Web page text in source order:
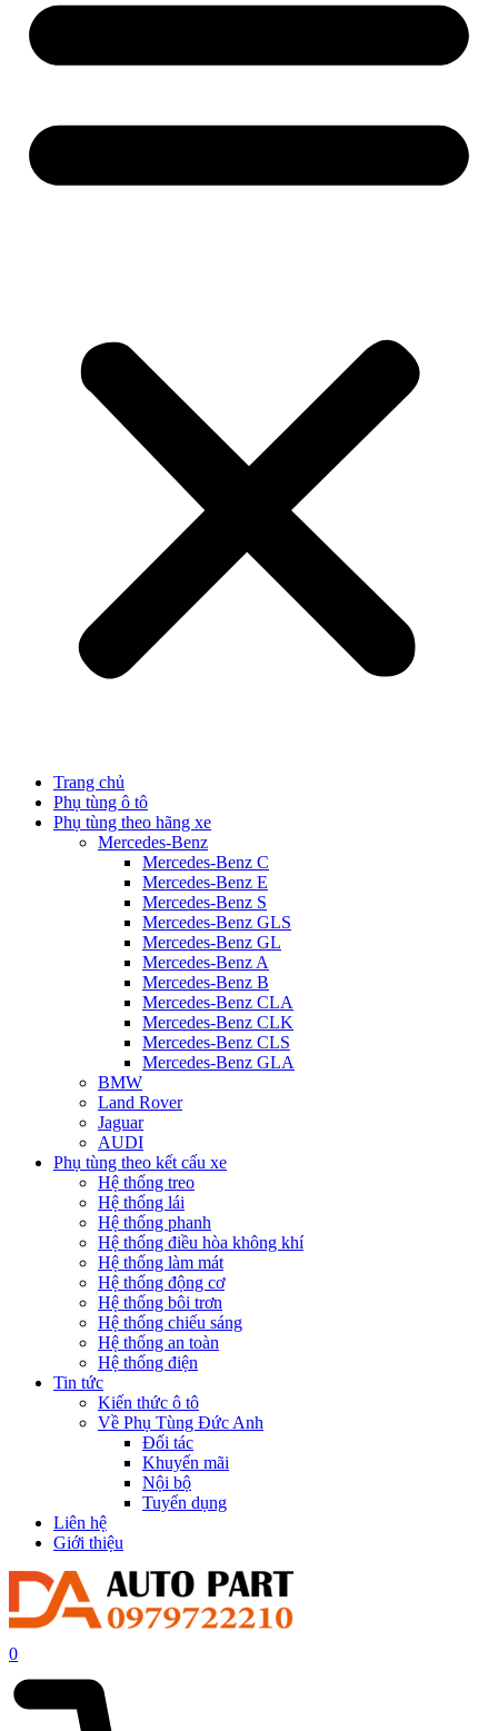
Trang chủ
Phụ tùng ô tô
Phụ tùng theo hãng xe
Mercedes-Benz
Mercedes-Benz C
Mercedes-Benz E
Mercedes-Benz S
Mercedes-Benz GLS
Mercedes-Benz GL
Mercedes-Benz A
Mercedes-Benz B
Mercedes-Benz CLA
Mercedes-Benz CLK
Mercedes-Benz CLS
Mercedes-Benz GLA
BMW
Land Rover
Jaguar
AUDI
Phụ tùng theo kết cấu xe
Hệ thống treo
Hệ thống lái
Hệ thống phanh
Hệ thống điều hòa không khí
Hệ thống làm mát
Hệ thống động cơ
Hệ thống bôi trơn
Hệ thống chiếu sáng
Hệ thống an toàn
Hệ thống điện
Tin tức
Kiến thức ô tô
Về Phụ Tùng Đức Anh
Đối tác
Khuyến mãi
Nội bộ
Tuyển dụng
Liên hệ
Giới thiệu
0